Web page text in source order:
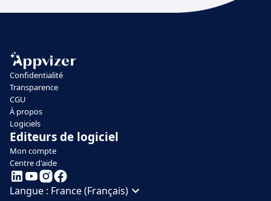
Confidentialité
Transparence
CGU
À propos
Logiciels
Editeurs de logiciel
Mon compte
Centre d'aide
Langue : France (Français)